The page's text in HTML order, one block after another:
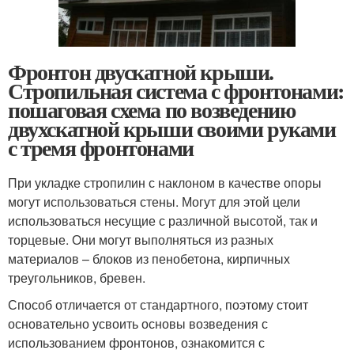
Фронтон двускатной крыши.
Стропильная система с фронтонами:
пошаговая схема по возведению
двухскатной крыши своими руками
с тремя фронтонами
При укладке стропилин с наклоном в качестве опоры
могут использоваться стены. Могут для этой цели
использоваться несущие с различной высотой, так и
торцевые. Они могут выполняться из разных
материалов – блоков из пенобетона, кирпичных
треугольников, бревен.
Способ отличается от стандартного, поэтому стоит
основательно усвоить основы возведения с
использованием фронтонов, ознакомится с